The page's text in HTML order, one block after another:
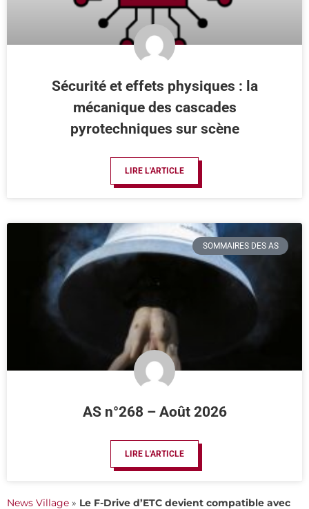
Sécurité et effets physiques : la
mécanique des cascades
pyrotechniques sur scène
LIRE L'ARTICLE
SOMMAIRES DES AS
AS n°268 – Août 2026
LIRE L'ARTICLE
News Village » Le F-Drive d’ETC devient compatible avec